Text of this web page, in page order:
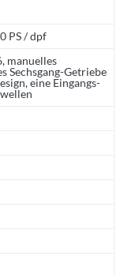
PS / dpf
manuelles
Sechsgang-Getriebe
eine Eingangs-